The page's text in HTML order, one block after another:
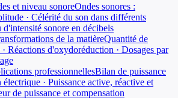
et niveau sonoreOndes sonores :
· Célérité du son dans différents
sonore en décibels
de la matièreQuantité de
Réactions d'oxydoréduction · Dosages par
professionnellesBilan de puissance
· Puissance active, réactive et
de puissance et compensation